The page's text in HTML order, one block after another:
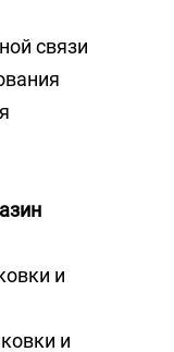
связи
и
и